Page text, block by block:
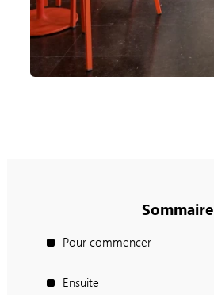
Sommaire
Pour commencer
Ensuite